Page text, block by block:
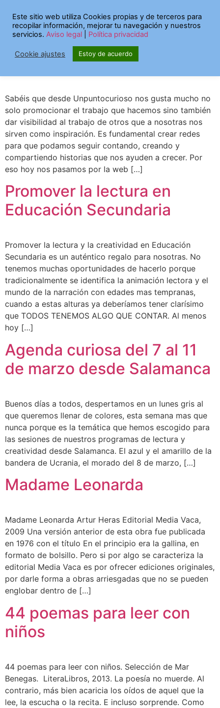
Etiqueta:actualidad
Un poco de actualidad
sobre promoción lectora
Sabéis que desde Unpuntocurioso nos gusta mucho no
solo promocionar el trabajo que hacemos sino también
dar visibilidad al trabajo de otros que a nosotras nos
sirven como inspiración. Es fundamental crear redes
para que podamos seguir contando, creando y
compartiendo historias que nos ayuden a crecer. Por
eso hoy nos pasamos por la web […]
Promover la lectura en
Educación Secundaria
Promover la lectura y la creatividad en Educación
Secundaria es un auténtico regalo para nosotras. No
tenemos muchas oportunidades de hacerlo porque
tradicionalmente se identifica la animación lectora y el
mundo de la narración con edades mas tempranas,
cuando a estas alturas ya deberíamos tener clarísimo
que TODOS TENEMOS ALGO QUE CONTAR. Al menos
hoy […]
Agenda curiosa del 7 al 11
de marzo desde Salamanca
Buenos días a todos, despertamos en un lunes gris al
que queremos llenar de colores, esta semana mas que
nunca porque es la temática que hemos escogido para
las sesiones de nuestros programas de lectura y
creatividad desde Salamanca. El azul y el amarillo de la
bandera de Ucrania, el morado del 8 de marzo, […]
Madame Leonarda
Madame Leonarda Artur Heras Editorial Media Vaca,
2009 Una versión anterior de esta obra fue publicada
en 1976 con el título En el principio era la gallina, en
formato de bolsillo. Pero si por algo se caracteriza la
editorial Media Vaca es por ofrecer ediciones originales,
por darle forma a obras arriesgadas que no se pueden
englobar dentro de […]
44 poemas para leer con
niños
44 poemas para leer con niños. Selección de Mar
Benegas. LiteraLibros, 2013. La poesía no muerde. Al
contrario, más bien acaricia los oídos de aquel que la
lee, la escucha o la recita. E incluso sorprende. Como
Este sitio web utiliza Cookies propias y de terceros para
recopilar información, mejorar tu navegación y nuestros
servicios. Aviso legal Política privacidad
Cookie ajustes Estoy de acuerdo